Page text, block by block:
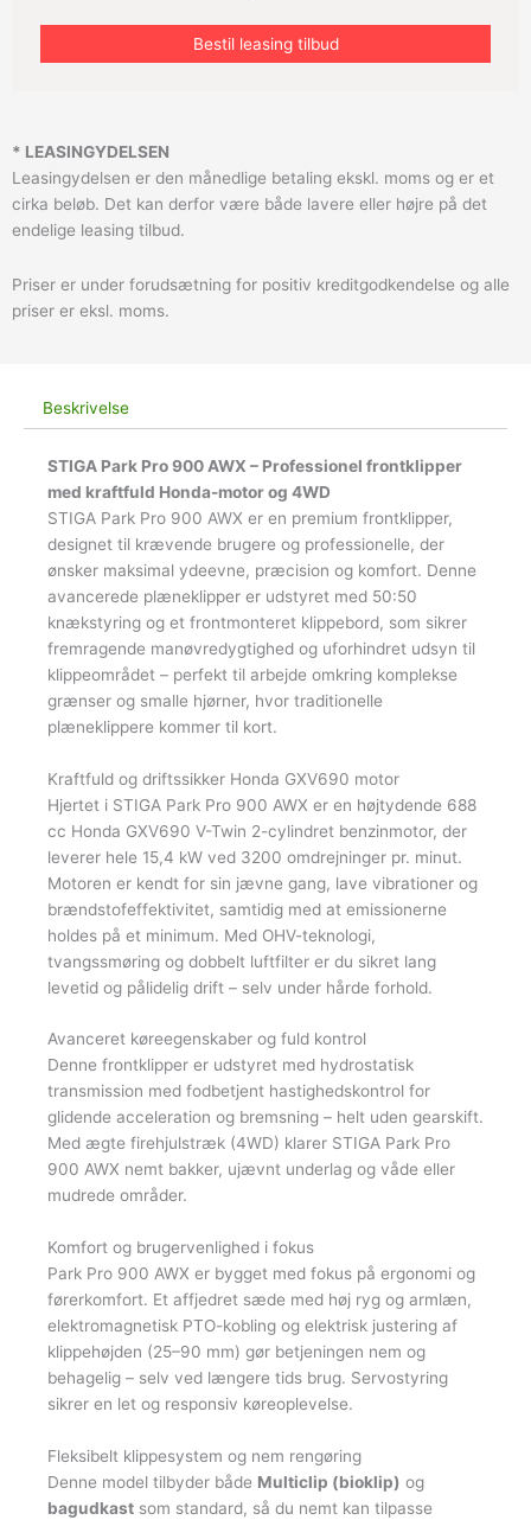
* LEASINGYDELSEN
Leasingydelsen er den månedlige betaling ekskl. moms og er et
cirka beløb. Det kan derfor være både lavere eller højre på det
endelige leasing tilbud.
Priser er under forudsætning for positiv kreditgodkendelse og alle
priser er eksl. moms.
Beskrivelse
STIGA Park Pro 900 AWX – Professionel frontklipper
med kraftfuld Honda-motor og 4WD
STIGA Park Pro 900 AWX er en premium frontklipper,
designet til krævende brugere og professionelle, der
ønsker maksimal ydeevne, præcision og komfort. Denne
avancerede plæneklipper er udstyret med 50:50
knækstyring og et frontmonteret klippebord, som sikrer
fremragende manøvredygtighed og uforhindret udsyn til
klippeområdet – perfekt til arbejde omkring komplekse
grænser og smalle hjørner, hvor traditionelle
plæneklippere kommer til kort.
Kraftfuld og driftssikker Honda GXV690 motor
Hjertet i STIGA Park Pro 900 AWX er en højtydende 688
cc Honda GXV690 V-Twin 2-cylindret benzinmotor, der
leverer hele 15,4 kW ved 3200 omdrejninger pr. minut.
Motoren er kendt for sin jævne gang, lave vibrationer og
brændstofeffektivitet, samtidig med at emissionerne
holdes på et minimum. Med OHV-teknologi,
tvangssmøring og dobbelt luftfilter er du sikret lang
levetid og pålidelig drift – selv under hårde forhold.
Avanceret køreegenskaber og fuld kontrol
Denne frontklipper er udstyret med hydrostatisk
transmission med fodbetjent hastighedskontrol for
glidende acceleration og bremsning – helt uden gearskift.
Med ægte firehjulstræk (4WD) klarer STIGA Park Pro
900 AWX nemt bakker, ujævnt underlag og våde eller
mudrede områder.
Komfort og brugervenlighed i fokus
Park Pro 900 AWX er bygget med fokus på ergonomi og
førerkomfort. Et affjedret sæde med høj ryg og armlæn,
elektromagnetisk PTO-kobling og elektrisk justering af
klippehøjden (25–90 mm) gør betjeningen nem og
behagelig – selv ved længere tids brug. Servostyring
sikrer en let og responsiv køreoplevelse.
Fleksibelt klippesystem og nem rengøring
Denne model tilbyder både Multiclip (bioklip) og
bagudkast som standard, så du nemt kan tilpasse